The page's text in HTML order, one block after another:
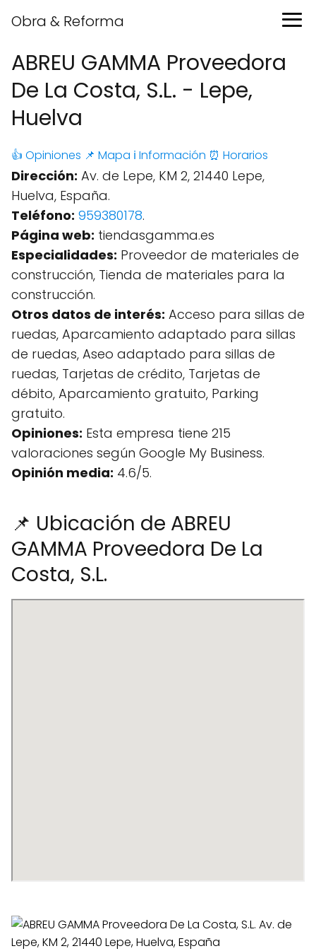
Obra & Reforma
ABREU GAMMA Proveedora
De La Costa, S.L. - Lepe,
Huelva
👍 Opiniones 📌 Mapa ℹ️ Información ⏰ Horarios
Dirección: Av. de Lepe, KM 2, 21440 Lepe,
Huelva, España.
Teléfono: 959380178.
Página web: tiendasgamma.es
Especialidades: Proveedor de materiales de
construcción, Tienda de materiales para la
construcción.
Otros datos de interés: Acceso para sillas de
ruedas, Aparcamiento adaptado para sillas
de ruedas, Aseo adaptado para sillas de
ruedas, Tarjetas de crédito, Tarjetas de
débito, Aparcamiento gratuito, Parking
gratuito.
Opiniones: Esta empresa tiene 215
valoraciones según Google My Business.
Opinión media: 4.6/5.
📌 Ubicación de ABREU
GAMMA Proveedora De La
Costa, S.L.